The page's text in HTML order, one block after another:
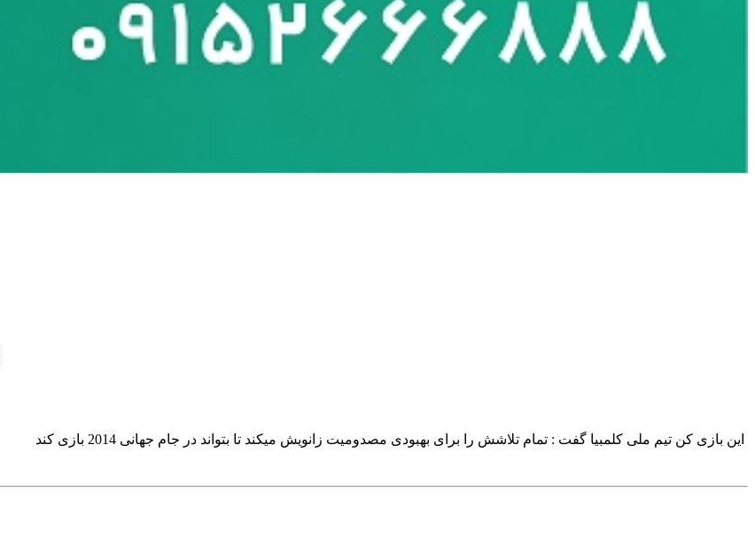
این بازی کن تیم ملی کلمبیا گفت : تمام تلاشش را برای بهبودی مصدومیت زانویش میکند تا بتواند در جام جهانی 2014 بازی کند